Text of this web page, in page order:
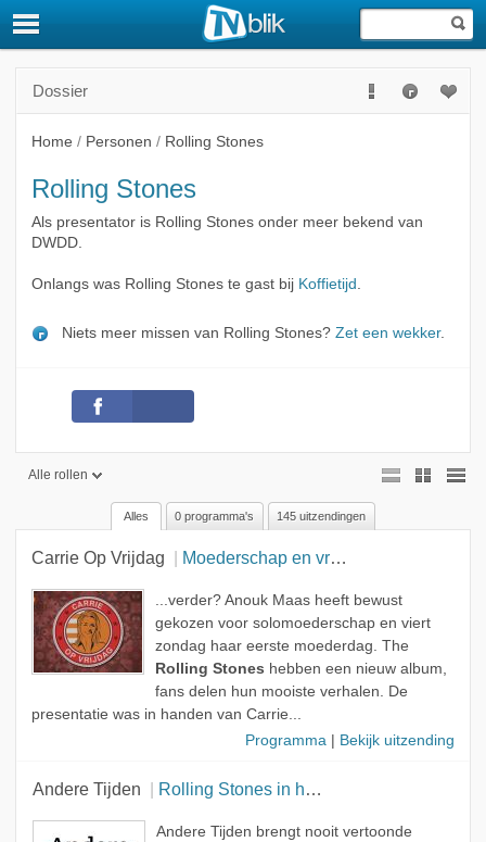
Dossier
Home / Personen / Rolling Stones
Rolling Stones
Als presentator is Rolling Stones onder meer bekend van
DWDD.
Onlangs was Rolling Stones te gast bij Koffietijd .
Niets meer missen van Rolling Stones? Zet een wekker.
Alle rollen
Alle rollen
Geen rol
Presentator
Gast
Onderwerp
Muzikant
Alles 0 programma's 145 uitzendingen
Carrie Op Vrijdag Moederschap en vrijheid
...verder? Anouk Maas heeft bewust
gekozen voor solomoederschap en viert
zondag haar eerste moederdag. The
Rolling Stones hebben een nieuw album,
fans delen hun mooiste verhalen. De
presentatie was in handen van Carrie...
Programma
Bekijk uitzending
Andere Tijden Rolling Stones in het Kurhaus
Andere Tijden brengt nooit vertoonde